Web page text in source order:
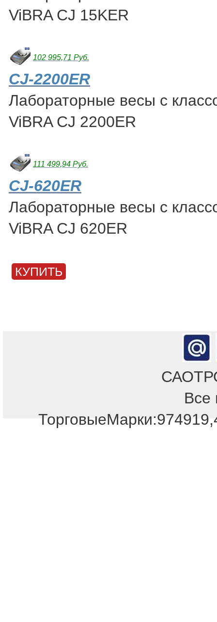
ViBRA CJ 15KER
102 995,71 Руб.
CJ-2200ER
Лабораторные весы с
ViBRA CJ 2200ER
111 499,94 Руб.
CJ-620ER
Лабораторные весы с
ViBRA CJ 620ER
КУПИТЬ
Все